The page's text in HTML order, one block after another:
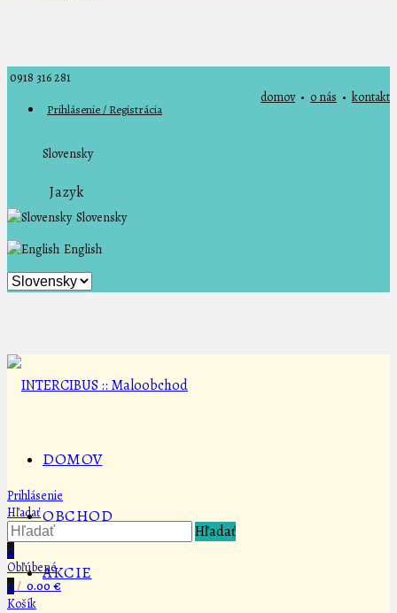
0918 316 281
domov• o nás • kontakt
Prihlásenie / Registrácia
Slovensky
Jazyk
Slovensky
English
DOMOV
OBCHOD
AKCIE
Prihlásenie
Hľadať
Hľadať
0
Obľúbené
0 / 0.00 €
Košík